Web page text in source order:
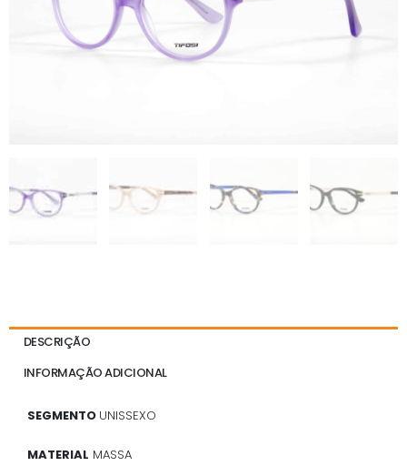
DESCRIÇÃO
INFORMAÇÃO ADICIONAL
SEGMENTO UNISSEXO
MATERIAL MASSA